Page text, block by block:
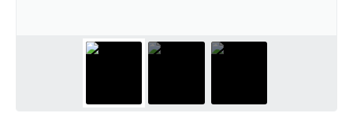
Cartas de Serviço ao Usuário